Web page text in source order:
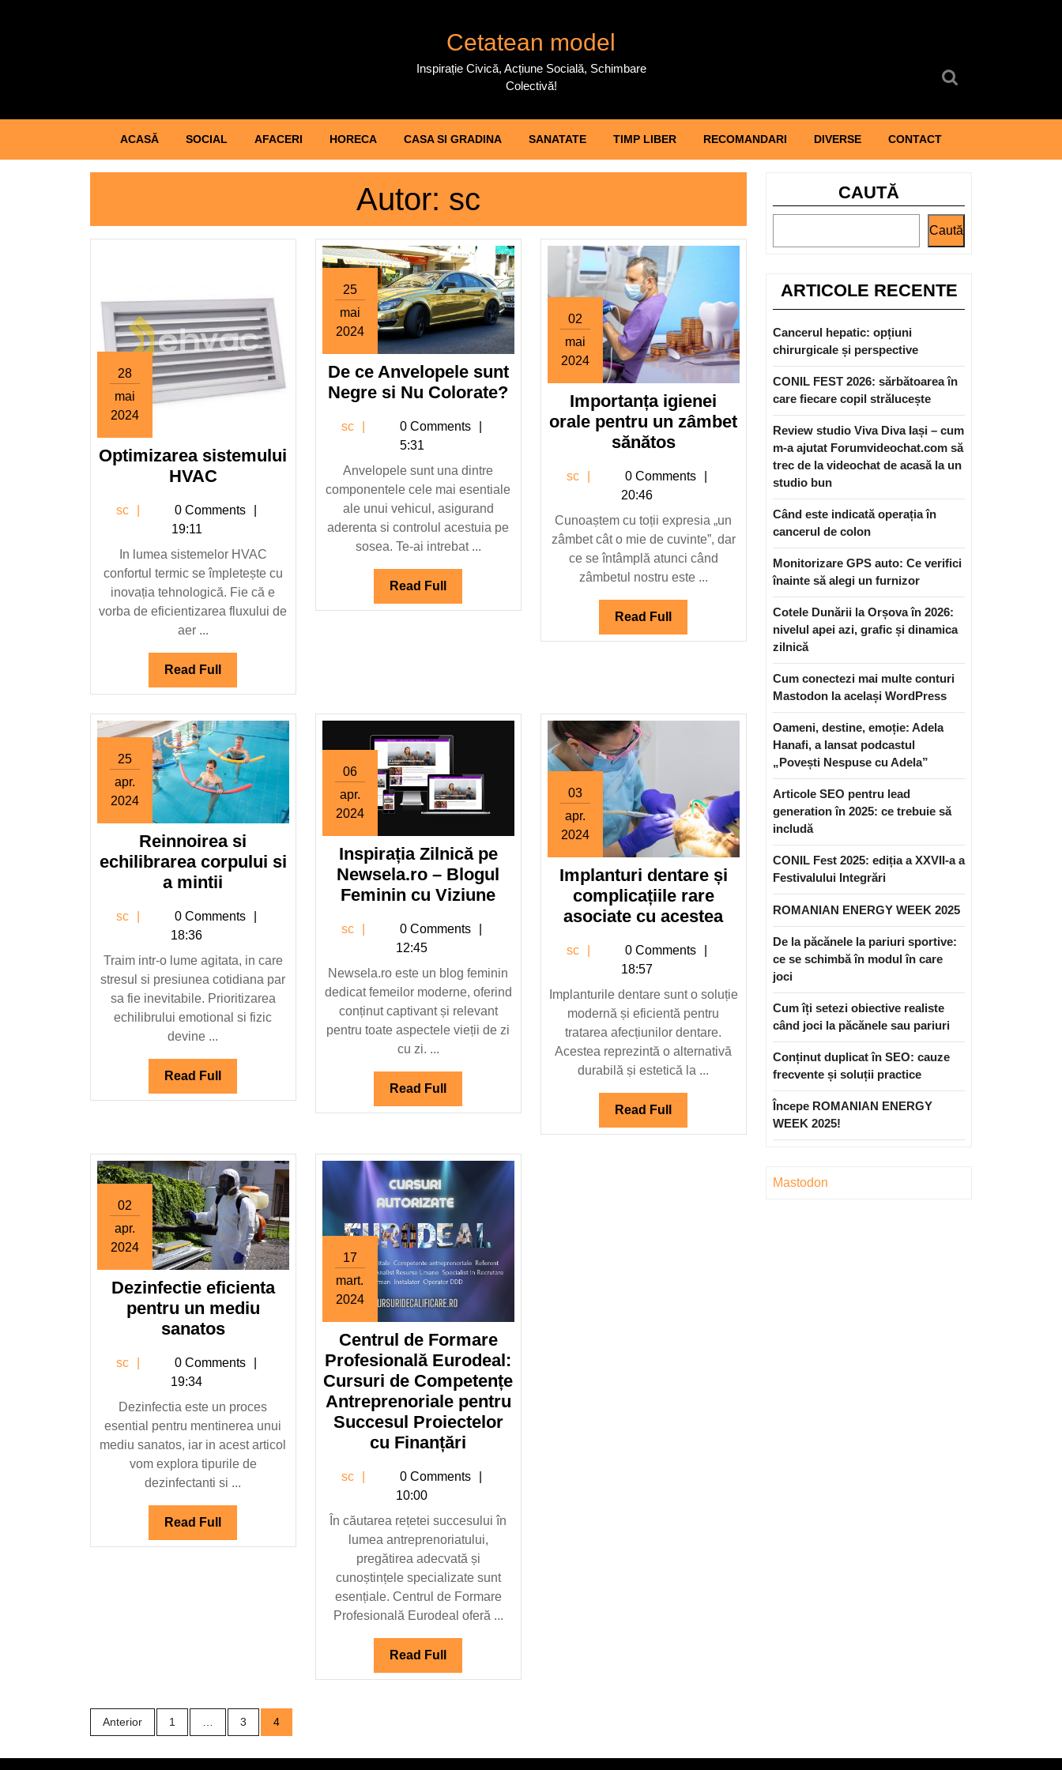
Cetatean model
Inspirație Civică, Acțiune Socială, Schimbare
Colectivă!
ACASĂ SOCIAL AFACERI HORECA CASA SI GRADINA SANATATE TIMP LIBER RECOMANDARI DIVERSE CONTACT
Autor: sc
28
mai
2024
mai
Optimizarea sistemului
HVACOptimizarea
HVAC
sc
0 Comments
19:11
In lumea sistemelor HVAC
confortul termic se împletește cu
inovația tehnologică. Fie că e
vorba de eficientizarea fluxului de
aer ...
Read Full Read
Full
25
mai
2024
mai
2024
De ce Anvelopele sunt
Negre si Nu Colorate?De
Anvelopele
si
Colorate?
sc
0 Comments
5:31
Anvelopele sunt una dintre
componentele cele mai esentiale
ale unui vehicul, asigurand
aderenta si controlul acestuia pe
sosea. Te-ai intrebat ...
Read Full Read
Full
02
mai
2024
mai
2024
Importanța igienei
orale pentru un zâmbet
sănătosImportanța
orale
un
zâmbet
sănătos
sc
0 Comments
20:46
Cunoaștem cu toții expresia „un
zâmbet cât o mie de cuvinte”, dar
ce se întâmplă atunci când
zâmbetul nostru este ...
Read Full Read
Full
25
apr.
2024
aprilie
2024
Reinnoirea si
echilibrarea corpului si
a mintii
echilibrarea
si
a
mintii
sc
0 Comments
18:36
Traim intr-o lume agitata, in care
stresul si presiunea cotidiana par
sa fie inevitabile. Prioritizarea
echilibrului emotional si fizic
devine ...
Read Full Read
Full
06
apr.
2024
aprilie
2024
Inspirația Zilnică pe
Newsela.ro – Blogul
Feminin cu ViziuneInspirația
Newsela.ro
–
Blogul
Feminin
cu
Viziune
sc
0 Comments
12:45
Newsela.ro este un blog feminin
dedicat femeilor moderne, oferind
conținut captivant și relevant
pentru toate aspectele vieții de zi
cu zi. ...
Read Full Read
Full
03
apr.
2024
aprilie
2024
Implanturi dentare și
complicațiile rare
asociate cu acesteaImplanturi
dentare
complicațiile
rare
asociate
acestea
sc
0 Comments
18:57
Implanturile dentare sunt o soluție
modernă și eficientă pentru
tratarea afecțiunilor dentare.
Acestea reprezintă o alternativă
durabilă și estetică la ...
Read Full Read
Full
02
apr.
2024
aprilie
2024
Dezinfectie eficienta
pentru un mediu
sanatosDezinfectie
pentru
mediu
sanatos
sc
0 Comments
19:34
Dezinfectia este un proces
esential pentru mentinerea unui
mediu sanatos, iar in acest articol
vom explora tipurile de
dezinfectanti si ...
Read Full Read
Full
17
mart.
2024
martie
2024
Centrul de Formare
Profesională Eurodeal:
Cursuri de Competențe
Antreprenoriale pentru
Succesul Proiectelor
cu Finanțări
Formare
Eurodeal:
Cursuri
de
Competențe
Antreprenoriale
pentru
sc
0 Comments
10:00
În căutarea rețetei succesului în
lumea antreprenoriatului,
pregătirea adecvată și
cunoștințele specializate sunt
esențiale. Centrul de Formare
Profesională Eurodeal oferă ...
Read Full Read
Full
Paginație
articole
Anterior 1 3 4
CAUTĂ
Caută
ARTICOLE RECENTE
Cancerul hepatic: opțiuni
chirurgicale și perspective
CONIL FEST 2026: sărbătoarea în
care fiecare copil strălucește
Review studio Viva Diva Iași – cum
m-a ajutat Forumvideochat.com să
trec de la videochat de acasă la un
studio bun
Când este indicată operația în
cancerul de colon
Monitorizare GPS auto: Ce verifici
înainte să alegi un furnizor
Cotele Dunării la Orșova în 2026:
nivelul apei azi, grafic și dinamica
zilnică
Cum conectezi mai multe conturi
Mastodon la același WordPress
Oameni, destine, emoție: Adela
Hanafi, a lansat podcastul
„Povești Nespuse cu Adela”
Articole SEO pentru lead
generation în 2025: ce trebuie să
includă
CONIL Fest 2025: ediția a XXVII-a a
Festivalului Integrări
ROMANIAN ENERGY WEEK 2025
De la păcănele la pariuri sportive:
ce se schimbă în modul în care
joci
Cum îți setezi obiective realiste
când joci la păcănele sau pariuri
Conținut duplicat în SEO: cauze
frecvente și soluții practice
Începe ROMANIAN ENERGY
WEEK 2025!
Mastodon